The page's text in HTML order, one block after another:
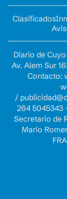
Clasificados
Diario de
Av. Alem Sur
Contacto:
/
264 5045343
Secretario de
Mario